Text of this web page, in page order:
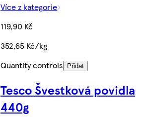
Více z kategorie
119,90 Kč
352,65 Kč/kg
Quantity controls
Přidat
Tesco Švestková povidla
440g